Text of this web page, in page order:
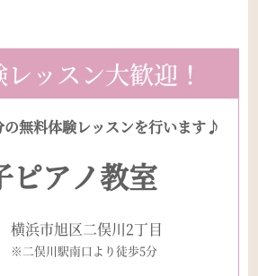
ッスン大歓迎！
の無料体験レッスンを行います♪
ピアノ教室
横浜市旭区二俣川2丁目
※二俣川駅南口より徒歩5分